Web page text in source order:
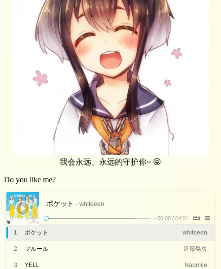
我会永远、永远的守护你~ 😝
Do you like me?
ポケット - whiteeen
- 00:00 / 04:01
1 ポケット whiteeen
2 フルール 近藤晃央
3 YELL Naomile